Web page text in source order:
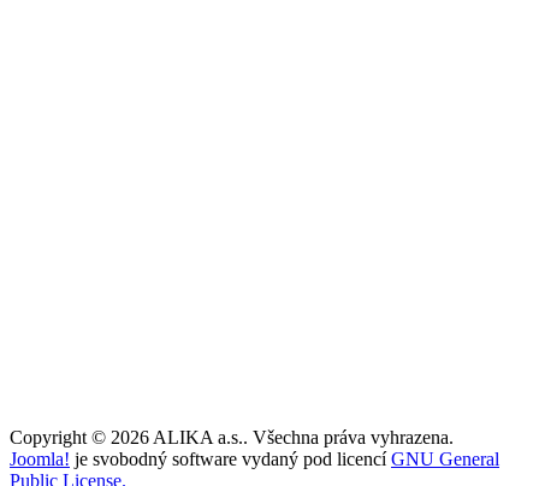
Copyright © 2026 ALIKA a.s.. Všechna práva vyhrazena.
Joomla! je svobodný software vydaný pod licencíGNU General
Public License.